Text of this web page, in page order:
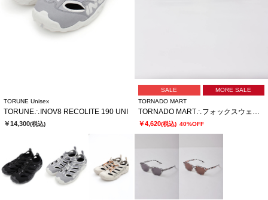
TORUNE Unisex
TORUNE∴INOV8 RECOLITE 190 UNI
￥14,300(税込)
SALE
MORE SALE
TORNADO MART
TORNADO MART∴フォックスウェリントンサングラス
￥4,620(税込) 40%OFF